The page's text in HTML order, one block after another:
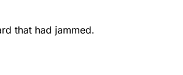
that had jammed.